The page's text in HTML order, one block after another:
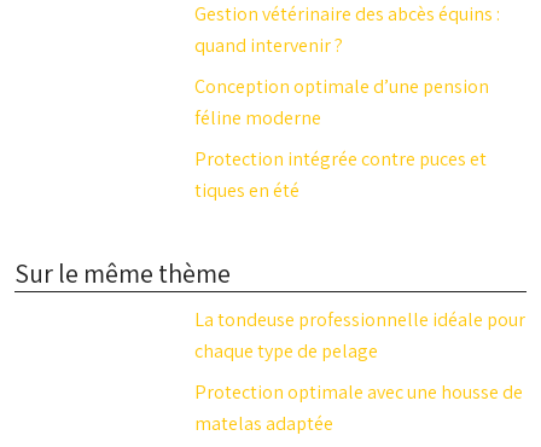
Gestion vétérinaire des abcès équins :
quand intervenir ?
Conception optimale d’une pension
féline moderne
Protection intégrée contre puces et
tiques en été
Sur le même thème
La tondeuse professionnelle idéale pour
chaque type de pelage
Protection optimale avec une housse de
matelas adaptée